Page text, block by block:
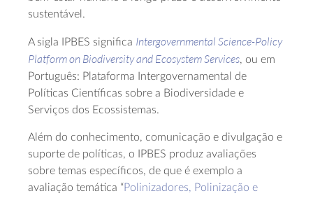
sustentável.
A sigla IPBES significa Intergovernmental Science-Policy
Platform on Biodiversity and Ecosystem Services, ou em
Português: Plataforma Intergovernamental de
Políticas Científicas sobre a Biodiversidade e
Serviços dos Ecossistemas.
Além do conhecimento, comunicação e divulgação e
suporte de políticas, o IPBES produz avaliações
sobre temas específicos, de que é exemplo a
avaliação temática “Polinizadores, Polinização e